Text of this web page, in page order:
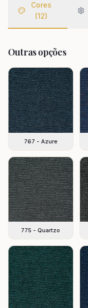
Cores
(12)
Outras opções
767 - Azure
775 - Quartzo